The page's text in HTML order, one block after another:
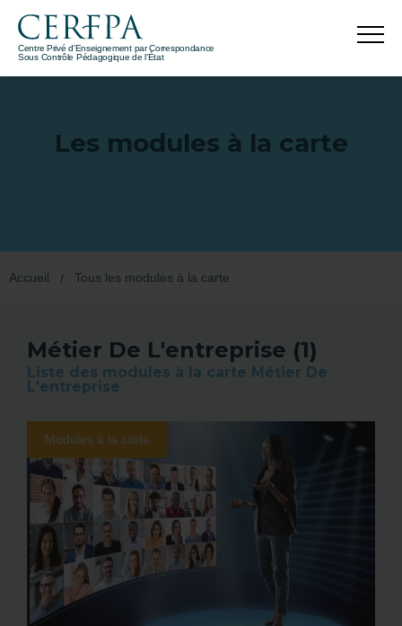
Centre Privé d'Enseignement par Correspondance
Sous Contrôle Pédagogique de l’État
Les modules à la carte
Accueil Tous les modules à la carte
Métier De L'entreprise (1)
Liste des modules à la carte Métier De
L'entreprise
Modules à la carte